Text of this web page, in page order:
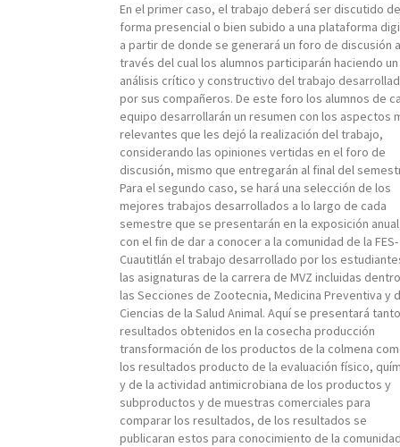
En el primer caso, el trabajo deberá ser discutido de
forma presencial o bien subido a una plataforma
a partir de donde se generará un foro de discusión a
través del cual los alumnos participarán haciendo un
análisis crítico y constructivo del trabajo
por sus compañeros. De este foro los alumnos de
equipo desarrollarán un resumen con los aspectos
relevantes que les dejó la realización del trabajo,
considerando las opiniones vertidas en el foro de
discusión, mismo que entregarán al final del
Para el segundo caso, se hará una selección de los
mejores trabajos desarrollados a lo largo de cada
semestre que se presentarán en la exposición
con el fin de dar a conocer a la comunidad de la FES-
Cuautitlán el trabajo desarrollado por los
las asignaturas de la carrera de MVZ incluidas
las Secciones de Zootecnia, Medicina Preventiva y
Ciencias de la Salud Animal. Aquí se presentará
resultados obtenidos en la cosecha producción
transformación de los productos de la colmena
los resultados producto de la evaluación físico,
y de la actividad antimicrobiana de los productos y
subproductos y de muestras comerciales para
comparar los resultados, de los resultados se
publicaran estos para conocimiento de la